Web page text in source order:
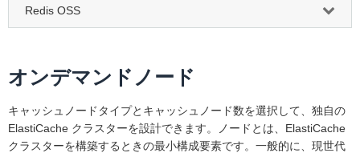
Redis OSS
オンデマンドノード
キャッシュノードタイプとキャッシュノード数を選択して、独自の
ElastiCache クラスターを設計できます。ノードとは、ElastiCache
クラスターを構築するときの最小構成要素です。一般的に、現世代